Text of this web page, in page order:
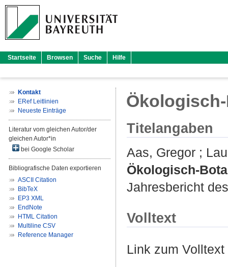
Startseite Browsen Suche Hilfe
Kontakt
ERef Leitlinien
Neueste Einträge
Literatur vom gleichen Autor/der
gleichen Autor*in
bei Google Scholar
Bibliografische Daten exportieren
ASCII Citation
BibTeX
EP3 XML
EndNote
HTML Citation
Multiline CSV
Reference Manager
Titelangaben
Aas, Gregor ;
Ökologisch-
Jahresbericht
Volltext
Link zum